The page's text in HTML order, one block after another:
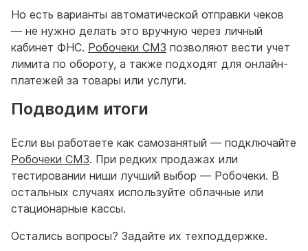
Но есть варианты автоматической отправки чеков
— не нужно делать это вручную через личный
кабинет ФНС. Робочеки СМЗ позволяют вести учет
лимита по обороту, а также подходят для онлайн-
платежей за товары или услуги.
Подводим итоги
Если вы работаете как самозанятый — подключайте
Робочеки СМЗ. При редких продажах или
тестировании ниши лучший выбор — Робочеки. В
остальных случаях используйте облачные или
стационарные кассы.
Остались вопросы? Задайте их техподдержке.